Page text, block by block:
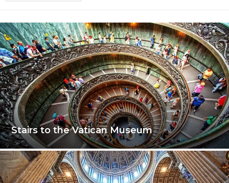
Stairs to the Vatican Museum